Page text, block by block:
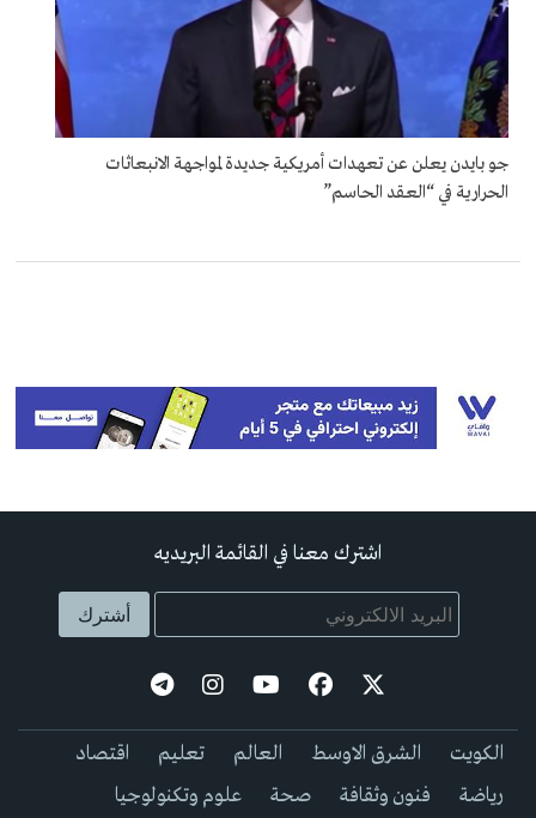
جو بايدن يعلن عن تعهدات أمريكية جديدة لمواجهة الانبعاثات
الحرارية في “العقد الحاسم”
اشترك معنا في القائمة البريديه
الكويت الشرق الاوسط العالم تعليم
اقتصاد
رياضة
فنون وثقافة صحة علوم وتكنولوجيا